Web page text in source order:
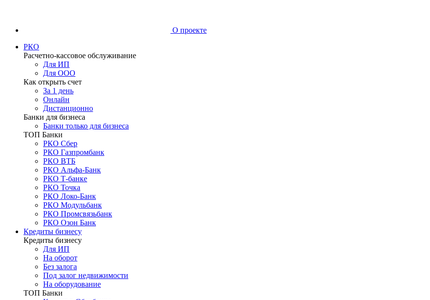
О проекте
РКО
Расчетно-кассовое обслуживание
Для ИП
Для ООО
Как открыть счет
За 1 день
Онлайн
Дистанционно
Банки для бизнеса
Банки только для бизнеса
ТОП Банки
РКО Сбер
РКО Газпромбанк
РКО ВТБ
РКО Альфа-Банк
РКО Т-банке
РКО Точка
РКО Локо-Банк
РКО Модульбанк
РКО Промсвязьбанк
РКО Озон Банк
Кредиты бизнесу
Кредиты бизнесу
Для ИП
На оборот
Без залога
Под залог недвижимости
На оборудование
ТОП Банки